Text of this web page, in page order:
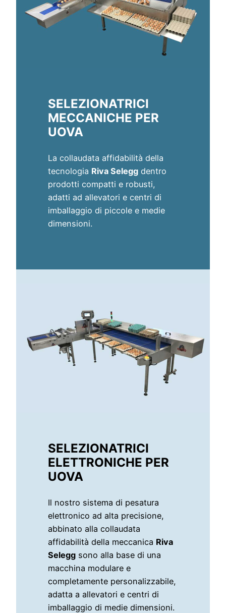
SELEZIONATRICI
MECCANICHE PER
UOVA
La collaudata affidabilità della
tecnologia Riva Selegg dentro
prodotti compatti e robusti,
adatti ad allevatori e centri di
imballaggio di piccole e medie
dimensioni.
SELEZIONATRICI
ELETTRONICHE PER
UOVA
Il nostro sistema di pesatura
elettronico ad alta precisione,
abbinato alla collaudata
affidabilità della meccanica Riva
Selegg sono alla base di una
macchina modulare e
completamente personalizzabile,
adatta a allevatori e centri di
imballaggio di medie dimensioni.